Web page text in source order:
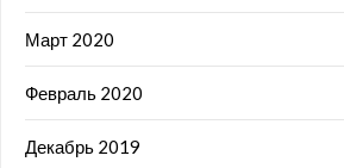
Март 2020
Февраль 2020
Декабрь 2019